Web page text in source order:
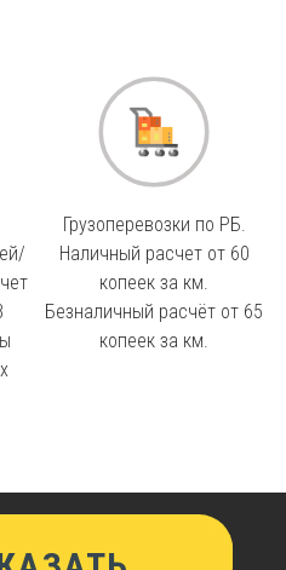
Грузоперевозки по РБ.
Наличный расчет от 60
копеек за км.
Безналичный расчёт от 65
копеек за км.